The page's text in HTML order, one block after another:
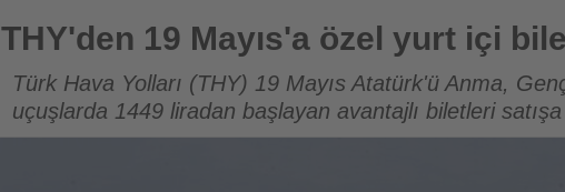
THY'den 19 Mayıs'a özel yurt içi bilet kampanyası
THY'den 19 Mayıs'a özel yurt içi
Türk Hava Yolları (THY) 19 Mayıs Atatürk'ü Anma,
uçuşlarda 1449 liradan başlayan avantajlı biletleri